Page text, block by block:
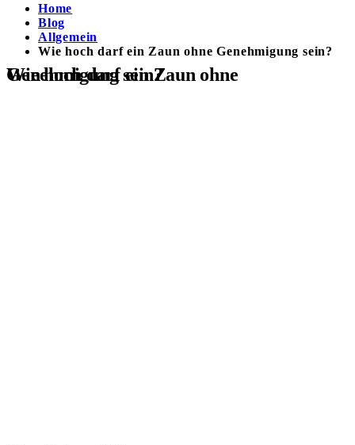
Home
Blog
Allgemein
Wie hoch darf ein Zaun ohne Genehmigung sein?
Wie hoch darf ein Zaun ohne Genehmigung sein?